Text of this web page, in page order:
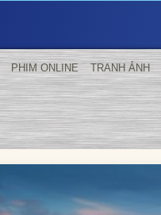
PHIM ONLINE TRANH ẢNH